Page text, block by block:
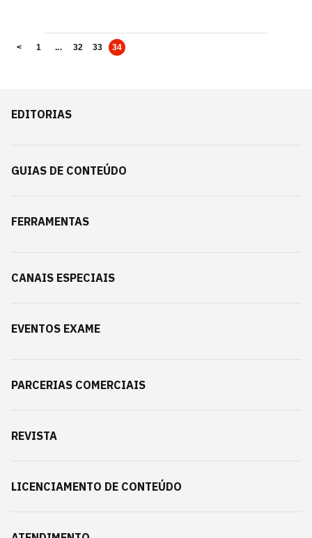
< 1 ... 32 33 34
EDITORIAS
GUIAS DE CONTEÚDO
FERRAMENTAS
CANAIS ESPECIAIS
EVENTOS EXAME
PARCERIAS COMERCIAIS
REVISTA
LICENCIAMENTO DE CONTEÚDO